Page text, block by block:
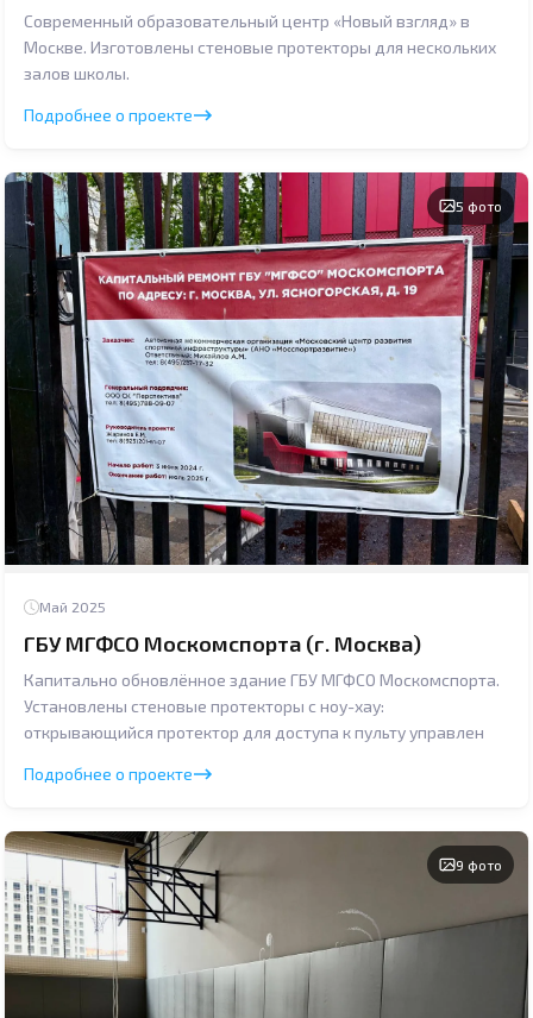
Современный образовательный центр «Новый взгляд» в
Москве. Изготовлены стеновые протекторы для нескольких
залов школы.
Подробнее о проекте
5 фото
Май 2025
ГБУ МГФСО Москомспорта (г. Москва)
Капитально обновлённое здание ГБУ МГФСО Москомспорта.
Установлены стеновые протекторы с ноу-хау:
открывающийся протектор для доступа к пульту управлен
Подробнее о проекте
9 фото